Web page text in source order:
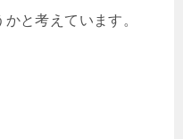
と考えています。